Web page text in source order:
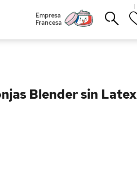
|
Empresa
Francesa
Blender sin Latex